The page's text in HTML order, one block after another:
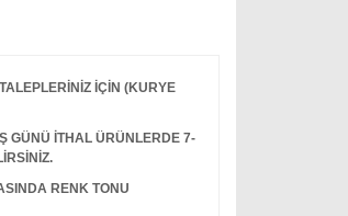
İÇİN (KURYE
İTHAL ÜRÜNLERDE 7-
RENK TONU